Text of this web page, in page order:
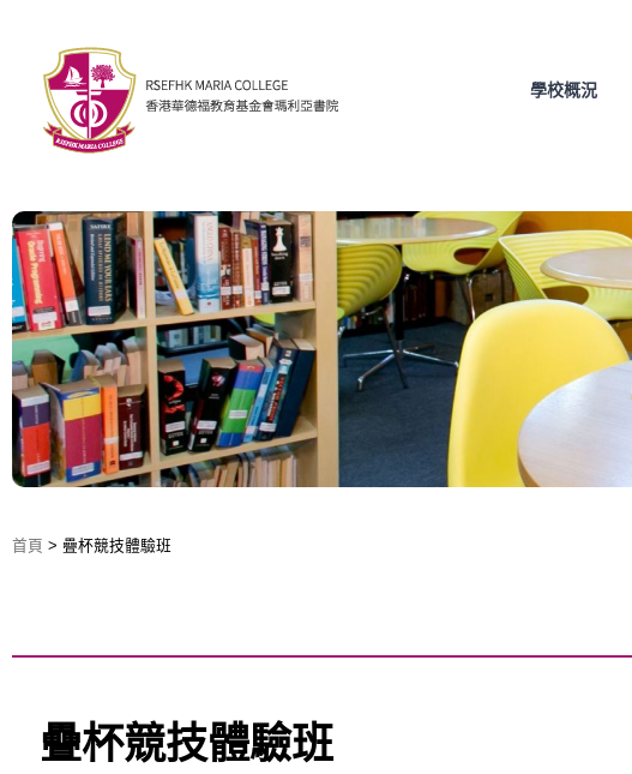
學校概況
首頁 > 疊杯競技體驗班
疊杯競技體驗班